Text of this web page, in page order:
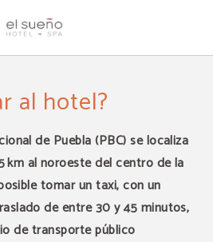
al hotel?
de Puebla (PBC) se localiza
km al noroeste del centro de la
tomar un taxi, con un
de entre 30 y 45 minutos,
de transporte público